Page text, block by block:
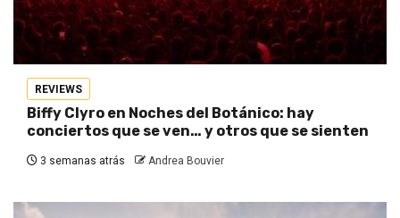
REVIEWS
Biffy Clyro en Noches del Botánico: hay
conciertos que se ven… y otros que se sienten
3 semanas atrás Andrea Bouvier